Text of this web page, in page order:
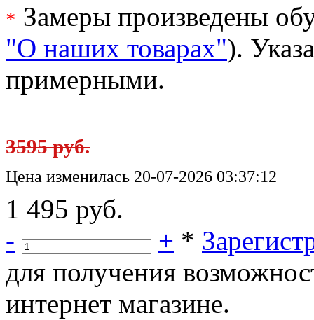
* Замеры произведены
"О наших товарах").
примерными.
3595 руб.
Цена изменилась 20-07-2026 03:37:12
1 495 руб.
-
+ *
для получения
интернет магазине.